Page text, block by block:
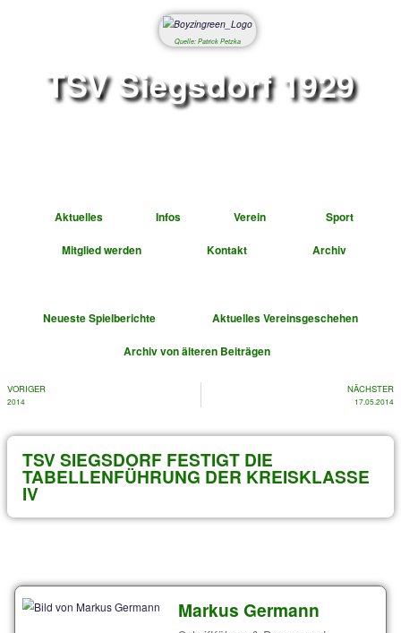
Quelle: Patrick Petzka
TSV Siegsdorf
Mitglied werden Kontakt
Aktuelles
Archiv von älteren Beiträgen
VORIGER
2014
TSV SIEGSDORF FESTIGT DIE
TABELLENFÜHRUNG DER
IV